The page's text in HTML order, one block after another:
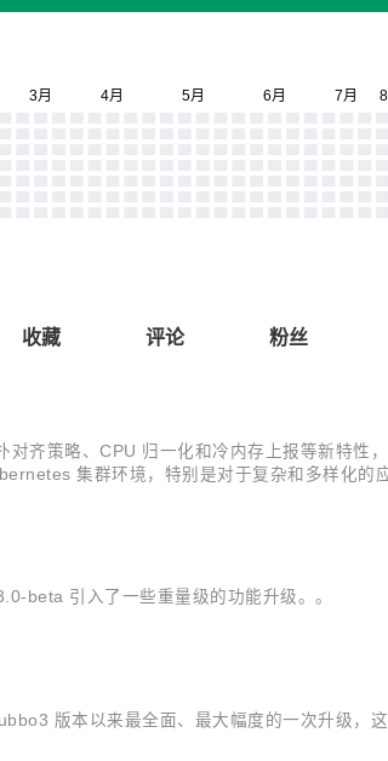
收藏 评论 粉丝
齐策略、CPU 归一化和冷内存上报等新特性
集群环境，特别是对于复杂和多样化的
beta 引入了一些重量级的功能升级。。
版本以来最全面、最大幅度的一次升级，